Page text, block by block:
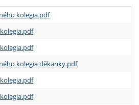
kolegia.pdf
kolegia děkanky.pdf